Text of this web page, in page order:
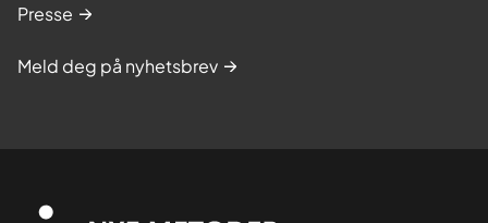
Presse
Meld deg på nyhetsbrev